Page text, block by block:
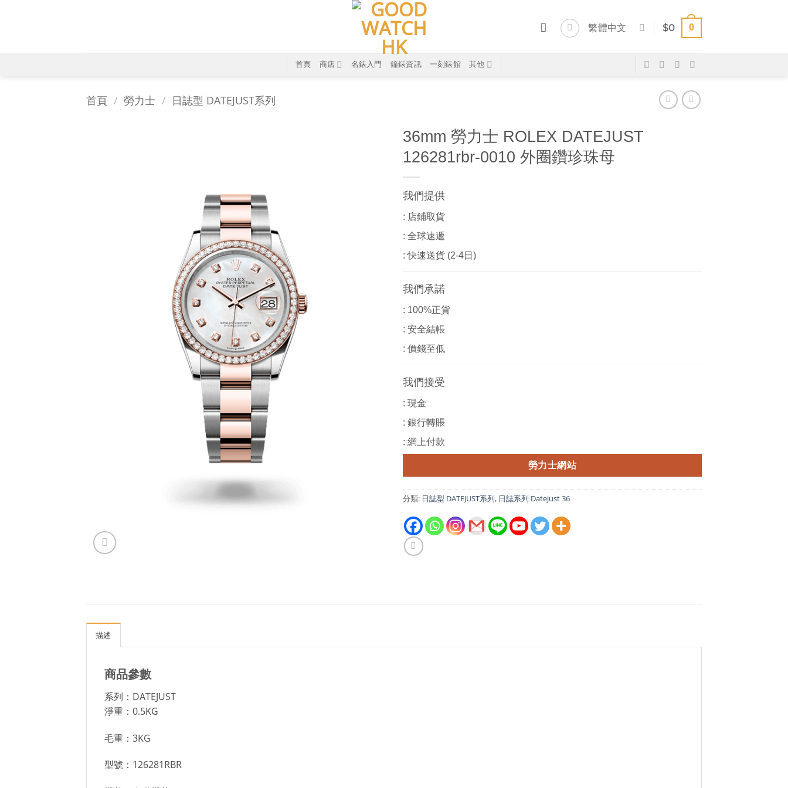
繁體中文 $0 0
首頁 商店 名錶入門 鐘錶資訊 一刻錶館 其他
首頁 / 勞力士 / 日誌型 DATEJUST系列
36mm 勞力士 ROLEX DATEJUST
126281rbr-0010 外圈鑽珍珠母
我們提供
: 店鋪取貨
: 全球速遞
: 快速送貨 (2-4日)
我們承諾
: 100%正貨
: 安全結帳
: 價錢至低
我們接受
: 現金
: 銀行轉賬
: 網上付款
勞力士網站
分類: 日誌型 DATEJUST系列, 日誌系列 Datejust 36
描述
商品參數
系列：DATEJUST
淨重：0.5KG
毛重：3KG
型號：126281RBR